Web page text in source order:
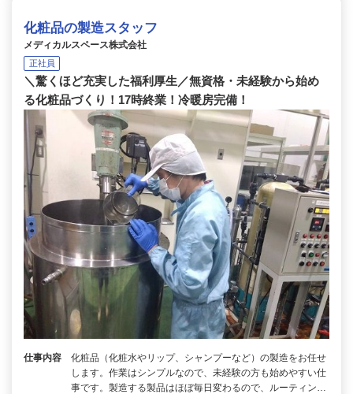
化粧品の製造スタッフ
メディカルスペース株式会社
正社員
＼驚くほど充実した福利厚生／無資格・未経験から始め
る化粧品づくり！17時終業！冷暖房完備！
仕事内容
化粧品（化粧水やリップ、シャンプーなど）の製造をお任せ
します。作業はシンプルなので、未経験の方も始めやすい仕
事です。製造する製品はほぼ毎日変わるので、ルーティン…